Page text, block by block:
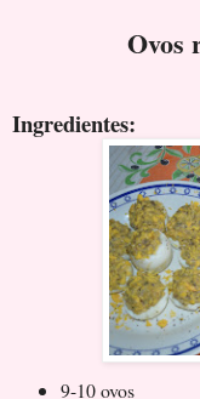
Ovos
Ingredientes:
9-10 ovos